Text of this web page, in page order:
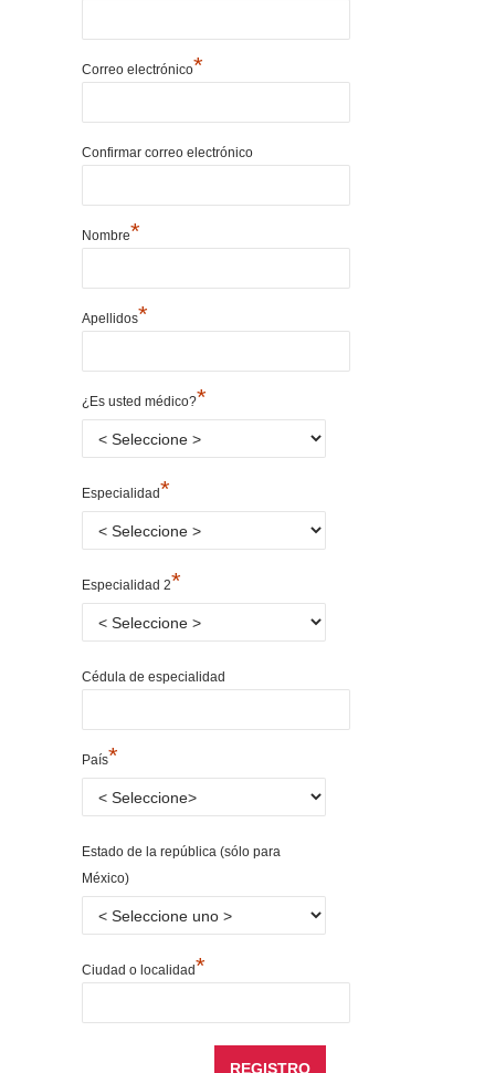
Correo electrónico*
Confirmar correo electrónico
Nombre*
Apellidos*
¿Es usted médico?*
Especialidad*
Especialidad 2*
Cédula de especialidad
País*
Estado de la república (sólo para
México)
Ciudad o localidad*